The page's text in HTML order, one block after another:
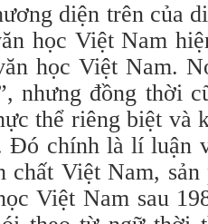
diện trên của
học Việt Nam
học Việt Nam.
nhưng đồng thời
thể riêng biệt và
Đó chính là lí luận
chất Việt Nam,
Việt Nam sau